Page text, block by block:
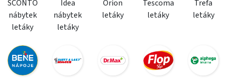
SCONTO
nábytek
letáky
Idea
nábytek
letáky
Orion
letáky
Tescoma
letáky
Trefa
letáky